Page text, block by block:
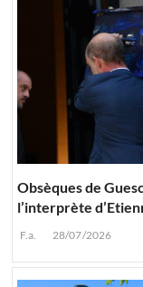
Obsèques de
l’interprète
F.a. 28/07/2026